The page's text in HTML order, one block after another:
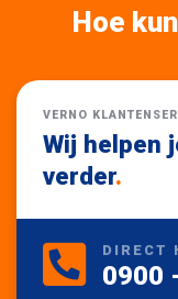
Hoe
VERNO
Wij helpen
verder.
DIRECT
0900